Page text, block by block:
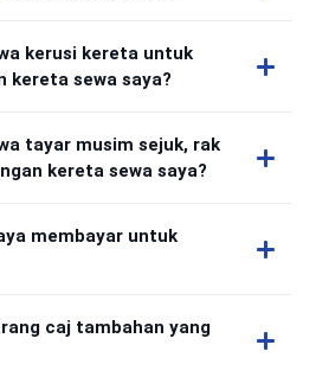
kerusi kereta untuk
kereta sewa saya?
tayar musim sejuk, rak
kereta sewa saya?
membayar untuk
caj tambahan yang